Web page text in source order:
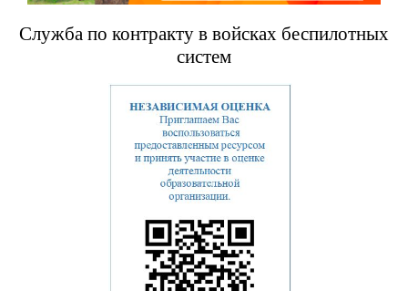
Служба по контракту в войсках беспилотных
систем